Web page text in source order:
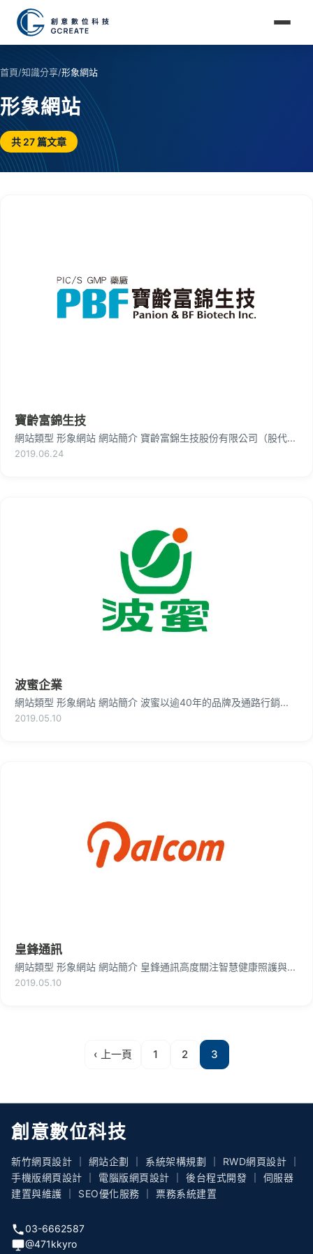
首頁/知識分享/形象網站
形象網站
共 27 篇文章
寶齡富錦生技
網站類型 形象網站 網站簡介 寶齡富錦生技股份有限公司（股代...
2019.06.24
波蜜企業
網站類型 形象網站 網站簡介 波蜜以逾40年的品牌及通路行銷...
2019.05.10
皇鋒通訊
網站類型 形象網站 網站簡介 皇鋒通訊高度關注智慧健康照護與...
2019.05.10
‹ 上一頁 1 2 3
創意數位科技
新竹網頁設計 ｜ 網站企劃 ｜ 系統架構規劃 ｜ RWD網頁設計 ｜
手機版網頁設計 ｜ 電腦版網頁設計 ｜ 後台程式開發 ｜ 伺服器
建置與維護 ｜ SEO優化服務 ｜ 票務系統建置
03-6662587
@471kkyro